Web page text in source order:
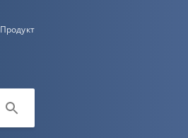
Продукт